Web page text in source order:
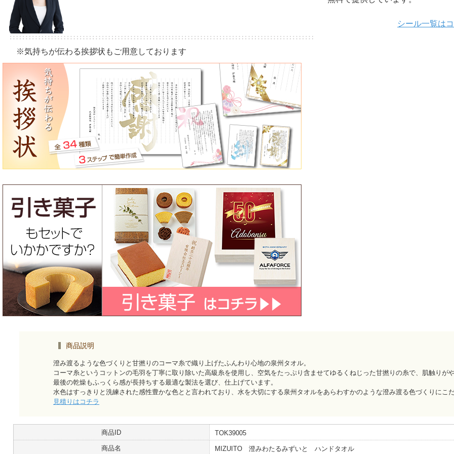
シール一覧は
※気持ちが伝わる挨拶状もご用意しております
商品説明
澄み渡るような色づくりと甘撚りのコーマ糸で織り上げたふんわり心地の泉州タオル。
コーマ糸というコットンの毛羽を丁寧に取り除いた高級糸を使用し、空気をたっぷり含ませてゆるくねじった甘撚りの糸で、肌触りが
最後の乾燥もふっくら感が長持ちする最適な製法を選び、仕上げています。
水色はすっきりと洗練された感性豊かな色とと言われており、水を大切にする泉州タオルをあらわすかのような澄み渡る色づくりにこ
見積りはコチラ
商品ID
TOK39005
商品名
MIZUITO 澄みわたるみずいと ハンドタオル